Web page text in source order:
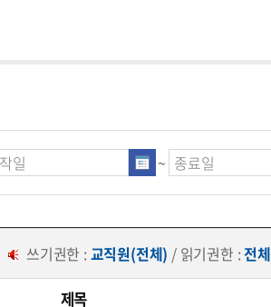
~
쓰기권한 :교직원(전체) / 읽기권한 :전체
제목